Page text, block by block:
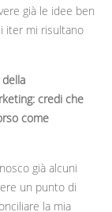
già le idee ben
iter mi risultano
credi che
come
già alcuni
un punto di
la mia